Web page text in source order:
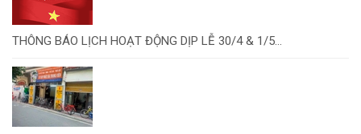
THÔNG BÁO LỊCH HOẠT ĐỘNG DỊP LỄ 30/4 & 1/5...